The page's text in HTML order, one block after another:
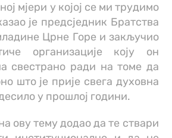
мјери у којој се ми трудимо
је предсједник Братства
Црне Горе и закључио
организације коју он
свестрано ради на томе да
што је прије свега духовна
у прошлој години.
ову тему додао да те ствари